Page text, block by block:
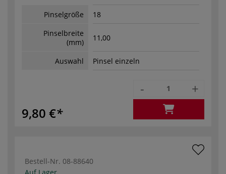
Pinselgröße
18
Pinselbreite
(mm)
11,00
Auswahl Pinsel einzeln
9,80 €
- +
Bestell-Nr. 08-88640